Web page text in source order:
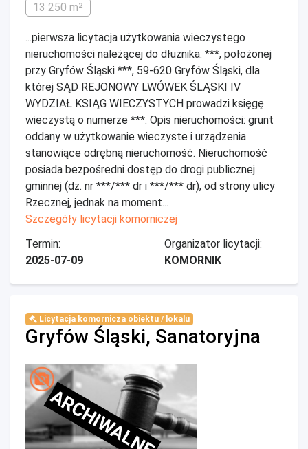
13 250 m²
...pierwsza licytacja użytkowania wieczystego
nieruchomości należącej do dłużnika: ***, położonej
przy Gryfów Śląski ***, 59-620 Gryfów Śląski, dla
której SĄD REJONOWY LWÓWEK ŚLĄSKI IV
WYDZIAŁ KSIĄG WIECZYSTYCH prowadzi księgę
wieczystą o numerze ***. Opis nieruchomości: grunt
oddany w użytkowanie wieczyste i urządzenia
stanowiące odrębną nieruchomość. Nieruchomość
posiada bezpośredni dostęp do drogi publicznej
gminnej (dz. nr ***/*** dr i ***/*** dr), od strony ulicy
Rzecznej, jednak na moment...
Szczegóły licytacji komorniczej
Termin:
2025-07-09
Organizator licytacji:
KOMORNIK
Licytacja komornicza obiektu / lokalu
Gryfów Śląski, Sanatoryjna
ARCHIWALNE